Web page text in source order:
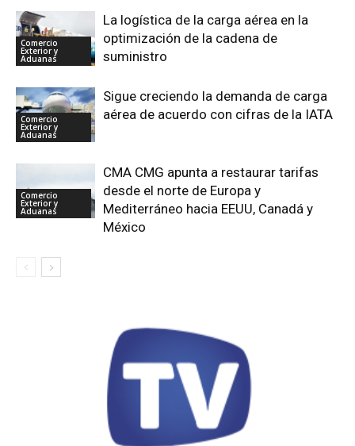
Comercio
Exterior y
Aduanas
La logística de la carga aérea en la
optimización de la cadena de
suministro
Comercio
Exterior y
Aduanas
Sigue creciendo la demanda de carga
aérea de acuerdo con cifras de la IATA
Comercio
Exterior y
Aduanas
CMA CMG apunta a restaurar tarifas
desde el norte de Europa y
Mediterráneo hacia EEUU, Canadá y
México